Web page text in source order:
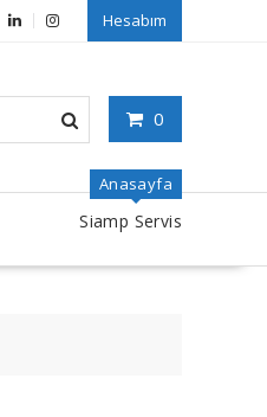
Hesabım
0
Anasayfa
Siamp Servis